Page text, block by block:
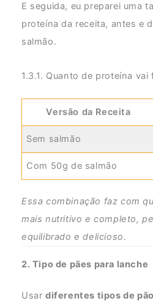
E seguida, eu preparei uma
proteína da receita, antes e
salmão.
1.3.1. Quanto de proteína vai
Versão da Receita
Sem salmão
Com 50g de salmão
Essa combinação faz com
mais nutritivo e completo,
equilibrado e delicioso.
2. Tipo de pães para lanche
Usar diferentes tipos de pão